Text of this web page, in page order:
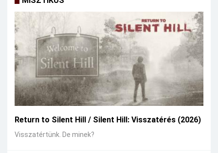
Return to Silent Hill / Silent Hill: Visszatérés (2026)
Visszatértünk. De minek?